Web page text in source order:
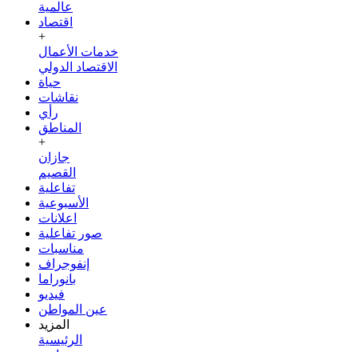
عالمية
اقتصاد
+
خدمات الأعمال
الاقتصاد الدولي
حياة
نقاشات
رأي
المناطق
+
جازان
القصيم
تفاعلية
الأسبوعية
اعلانات
صور تفاعلية
مناسبات
إنفوجراف
بانوراما
فيديو
عين المواطن
المزيد
الرئيسية